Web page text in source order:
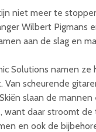
niet meer te
Wilbert Pigmans
aan de slag en
Solutions namen ze
Van scheurende
slaan de
want daar stroomt de
en ook de